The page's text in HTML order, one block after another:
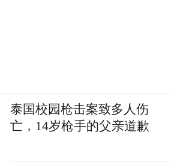
泰国校园枪击案致多人伤
亡，14岁枪手的父亲道歉